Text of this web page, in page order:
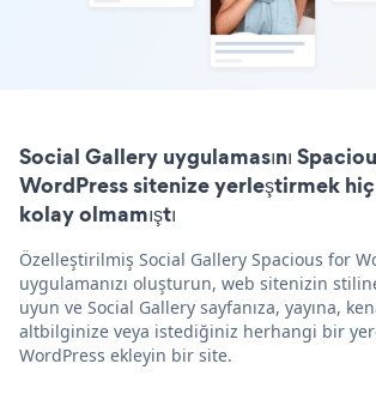
Social Gallery uygulamasını
WordPress sitenize yerleştirmek
kolay olmamıştı
Özelleştirilmiş Social Gallery Spacious for
uygulamanızı oluşturun, web sitenizin
uyun ve Social Gallery sayfanıza, yayına,
altbilginize veya istediğiniz herhangi bir
WordPress ekleyin bir site.